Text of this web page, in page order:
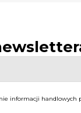
informacji handlowych